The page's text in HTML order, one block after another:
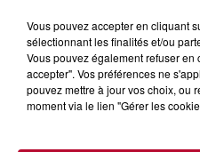
4 août 2026
FÊTE DE LA
Vous pouvez accepter en cliquant
sélectionnant les finalités et/ou
Vous pouvez également refuser
accepter". Vos préférences ne
pouvez mettre à jour vos choix, ou
moment via le lien "Gérer les